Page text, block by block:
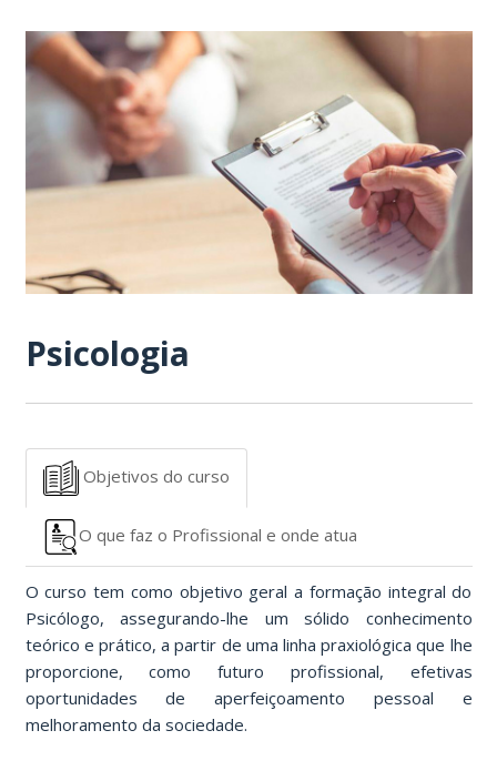
Psicologia
Objetivos do curso
O que faz o Profissional e onde atua
O curso tem como objetivo geral a formação integral do
Psicólogo, assegurando-lhe um sólido conhecimento
teórico e prático, a partir de uma linha praxiológica que lhe
proporcione, como futuro profissional, efetivas
oportunidades de aperfeiçoamento pessoal e
melhoramento da sociedade.